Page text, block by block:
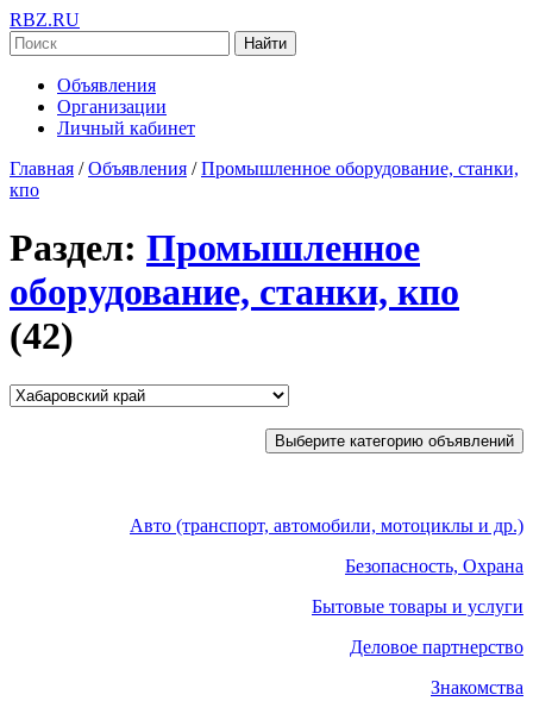
RBZ.RU
Найти
Объявления
Организации
Личный кабинет
Главная / Объявления / Промышленное оборудование, станки,
кпо
Раздел: Промышленное
оборудование, станки, кпо
(42)
Выберите категорию объявлений
Авто (транспорт, автомобили, мотоциклы и др.)
Безопасность, Охрана
Бытовые товары и услуги
Деловое партнерство
Знакомства